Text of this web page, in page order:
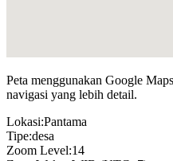
Peta menggunakan Google
navigasi yang lebih detail.
Lokasi:Pantama
Tipe:desa
Zoom Level:14